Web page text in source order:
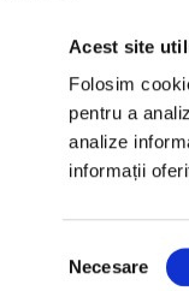
Acest site
Folosim
pentru a
analize
informații
Necesare
Cele mai căutate cărți
Blog Printre Carti
Cărţi sub 5 lei
Cărţi sub 8 lei
Artiști/Trupe